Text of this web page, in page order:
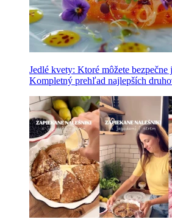
Jedlé kvety: Ktoré môžete
Kompletný prehľad najlepších